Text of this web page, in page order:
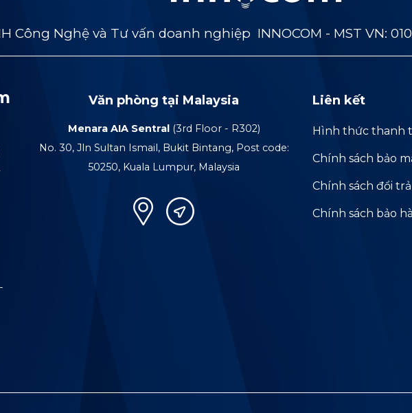
Công Nghệ và Tư vấn doanh nghiệp INNOCOM - MST VN:
Văn phòng tại Malaysia
Menara AIA Sentral (3rd Floor - R302)
No. 30, Jln Sultan Ismail, Bukit Bintang, Post code:
50250, Kuala Lumpur, Malaysia
Liên kết
Hình thức thanh
Chính sách bảo
Chính sách đổi trả
Chính sách bảo